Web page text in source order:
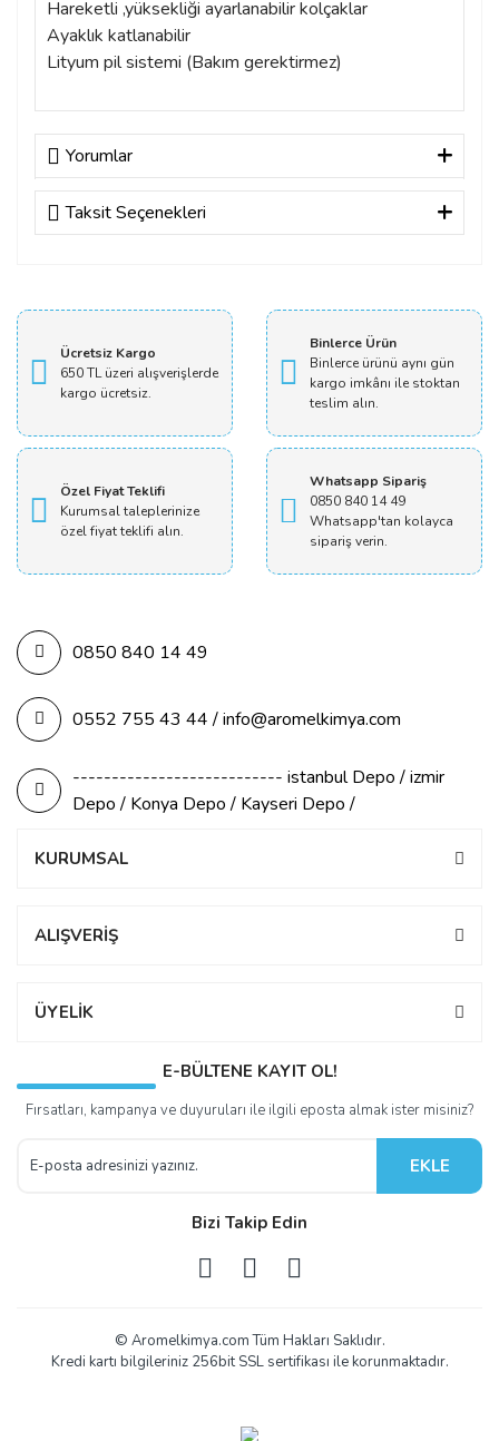
Hareketli ,yüksekliği ayarlanabilir kolçaklar
Ayaklık katlanabilir
Lityum pil sistemi (Bakım gerektirmez)
Yorumlar
Bu ürüne ilk yorumu siz yapın!
Taksit Seçenekleri
Ücretsiz Kargo
650 TL üzeri alışverişlerde
kargo ücretsiz.
Binlerce Ürün
Binlerce ürünü aynı gün
kargo imkânı ile stoktan
teslim alın.
Özel Fiyat Teklifi
Kurumsal taleplerinize
özel fiyat teklifi alın.
Whatsapp Sipariş
0850 840 14 49
Whatsapp'tan kolayca
sipariş verin.
0850 840 14 49
0552 755 43 44 / info@aromelkimya.com
--------------------------- istanbul Depo / izmir
Depo / Konya Depo / Kayseri Depo /
KURUMSAL
ALIŞVERİŞ
ÜYELİK
E-BÜLTENE KAYIT OL!
Fırsatları, kampanya ve duyuruları ile ilgili eposta almak ister misiniz?
EKLE
Bizi Takip Edin
© Aromelkimya.com Tüm Hakları Saklıdır.
Kredi kartı bilgileriniz 256bit SSL sertifikası ile korunmaktadır.